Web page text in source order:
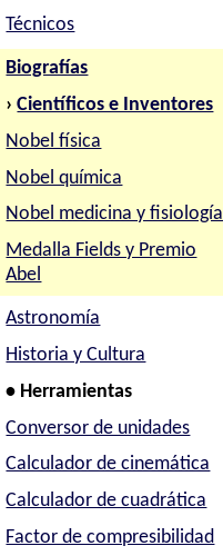
Técnicos
Biografías
›Científicos e Inventores
Nobel física
Nobel química
Nobel medicina y fisiología
Medalla Fields y Premio
Abel
Astronomía
Historia y Cultura
• Herramientas
Conversor de unidades
Calculador de cinemática
Calculador de cuadrática
Factor de compresibilidad